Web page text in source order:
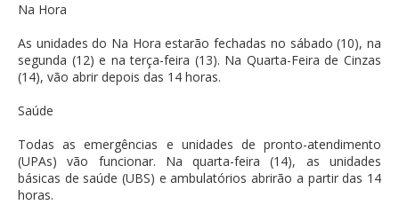
Na Hora
As unidades do Na Hora estarão fechadas no sábado (10), na
segunda (12) e na terça-feira (13). Na Quarta-Feira de Cinzas
(14), vão abrir depois das 14 horas.
Saúde
Todas as emergências e unidades de pronto-atendimento
(UPAs) vão funcionar. Na quarta-feira (14), as unidades
básicas de saúde (UBS) e ambulatórios abrirão a partir das 14
horas.